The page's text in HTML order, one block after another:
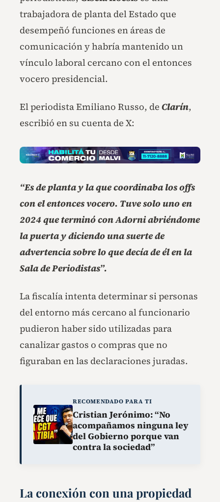
trabajadora de planta del Estado que
desempeñó funciones en áreas de
comunicación y habría mantenido un
vínculo laboral cercano con el entonces
vocero presidencial.
El periodista Emiliano Russo, de Clarín,
escribió en su cuenta de X:
“Es de planta y la que coordinaba los offs
con el entonces vocero. Tuve solo uno en
2024 que terminó con Adorni abriéndome
la puerta y diciendo una suerte de
advertencia sobre lo que decía de él en la
Sala de Periodistas”.
La fiscalía intenta determinar si personas
del entorno más cercano al funcionario
pudieron haber sido utilizadas para
canalizar gastos o compras que no
figuraban en las declaraciones juradas.
RECOMENDADO PARA TI
Cristian Jerónimo: “No
acompañamos ninguna ley
del Gobierno porque van
contra la sociedad”
La conexión con una propiedad